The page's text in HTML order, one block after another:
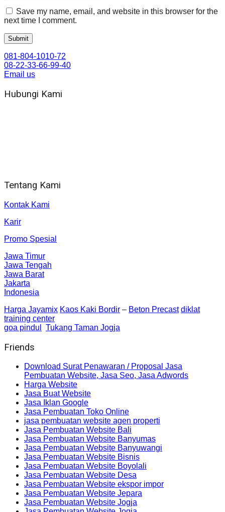
Save my name, email, and website in this browser for the
next time I comment.
081-804-1010-72
08-22-33-66-99-40
Email us
Hubungi Kami
Tentang Kami
Kontak Kami
Karir
Promo Spesial
Jawa Timur
Jawa Tengah
Jawa Barat
Jakarta
Indonesia
Harga Jayamix Kaos Kaki Bordir – Beton Precast diklat
training center
goa pindul
Tukang Taman Jogja
Friends
Download Surat Penawaran / Proposal Jasa
Pembuatan Website, Jasa Seo, Jasa Adwords
Harga Website
Jasa Buat Website
Jasa Iklan Google
Jasa Pembuatan Toko Online
jasa pembuatan website agen properti
Jasa Pembuatan Website Bali
Jasa Pembuatan Website Banyumas
Jasa Pembuatan Website Banyuwangi
Jasa Pembuatan Website Bisnis
Jasa Pembuatan Website Boyolali
Jasa Pembuatan Website Desa
Jasa Pembuatan Website ekspor impor
Jasa Pembuatan Website Jepara
Jasa Pembuatan Website Jogja